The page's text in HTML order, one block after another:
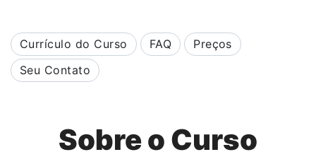
Currículo do Curso FAQ
Preços
Seu Contato
Sobre o Curso